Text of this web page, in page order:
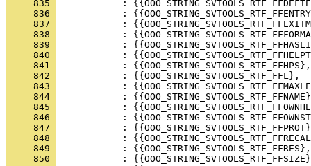
     835
     836
     837
     838
     839
     840
     841
     842
     843
     844
     845
     846
     847
     848
     849
     850